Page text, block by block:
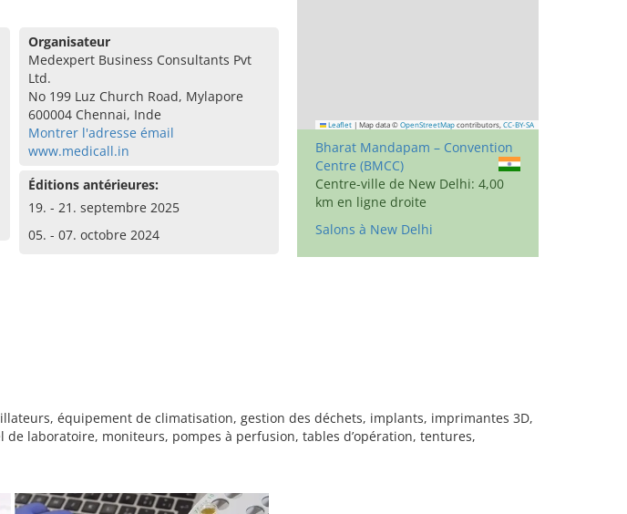
Organisateur
Medexpert Business Consultants Pvt
Ltd.
No 199 Luz Church Road, Mylapore
600004 Chennai, Inde
Montrer l'adresse émail
www.medicall.in
Éditions antérieures:
19. - 21. septembre 2025
05. - 07. octobre 2024
Leaflet | Map data © OpenStreetMap contributors, CC-BY-SA
Bharat Mandapam – Convention
Centre (BMCC)
Centre-ville de New Delhi: 4,00
km en ligne droite
Salons à New Delhi
équipement de climatisation, gestion des déchets, implants, imprimantes 3D,
laboratoire, moniteurs, pompes à perfusion, tables d’opération, tentures,